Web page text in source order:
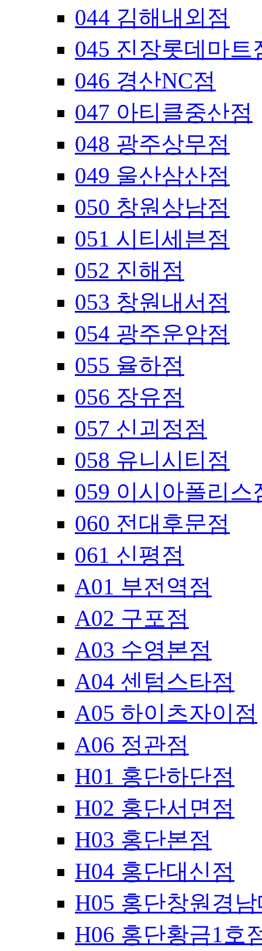
044 김해내외점
045 진장롯데마트
046 경산NC점
047 아티클중산점
048 광주상무점
049 울산삼산점
050 창원상남점
051 시티세븐점
052 진해점
053 창원내서점
054 광주운암점
055 율하점
056 장유점
057 신괴정점
058 유니시티점
059 이시아폴리스
060 전대후문점
061 신평점
A01 부전역점
A02 구포점
A03 수영본점
A04 센텀스타점
A05 하이츠자이점
A06 정관점
H01 홍단하단점
H02 홍단서면점
H03 홍단본점
H04 홍단대신점
H05 홍단창원경
H06 홍단황금1호